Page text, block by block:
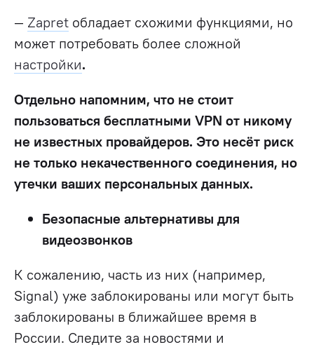
— Zapret обладает схожими функциями, но
может потребовать более сложной
настройки.
Отдельно напомним, что не стоит
пользоваться бесплатными VPN от никому
не известных провайдеров. Это несёт риск
не только некачественного соединения, но
утечки ваших персональных данных.
Безопасные альтернативы для
видеозвонков
К сожалению, часть из них (например,
Signal) уже заблокированы или могут быть
заблокированы в ближайшее время в
России. Следите за новостями и